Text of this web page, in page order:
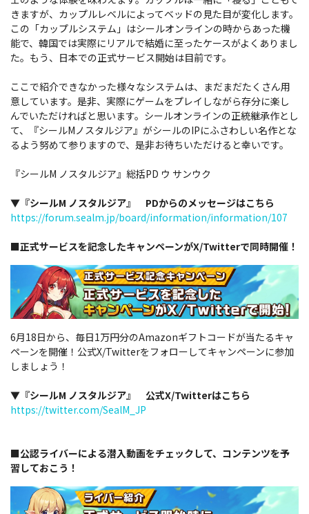
きますが、カップルレベルによってベッドの見た目が変化します。
この「カップルシステム」はシールオンラインの時からあった機
能で、韓国では実際にリアルで結婚に至ったケースがよくありまし
た。もう、日本での正式サービス開始は目前です。
ここで紹介できなかった様々なシステムは、まだまだたくさん用
意しています。是非、実際にゲームをプレイしながら存分に楽し
んでいただければと思います。シールオンラインの正統継承作とし
て、『シールMノスタルジア』がシールのIPにふさわしい名作とな
るよう努めて参りますので、是非お待ちいただけると幸いです。
『シールM ノスタルジア』総括PD ウ サンウク
▼『シールM ノスタルジア』 PDからのメッセージはこちら
https://forum.sealm.jp/board/information/information/107
■正式サービスを記念したキャンペーンがX/Twitterで同時開催！
6月18日から、毎日1万円分のAmazonギフトコードが当たるキャ
ペーンを開催！公式X/Twitterをフォローしてキャンペーンに参加
しましょう！
▼『シールM ノスタルジア』 公式X/Twitterはこちら
https://twitter.com/SealM_JP
■公認ライバーによる潜入動画をチェックして、コンテンツを予
習しておこう！